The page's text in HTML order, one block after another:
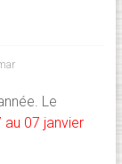
Le
07 janvier